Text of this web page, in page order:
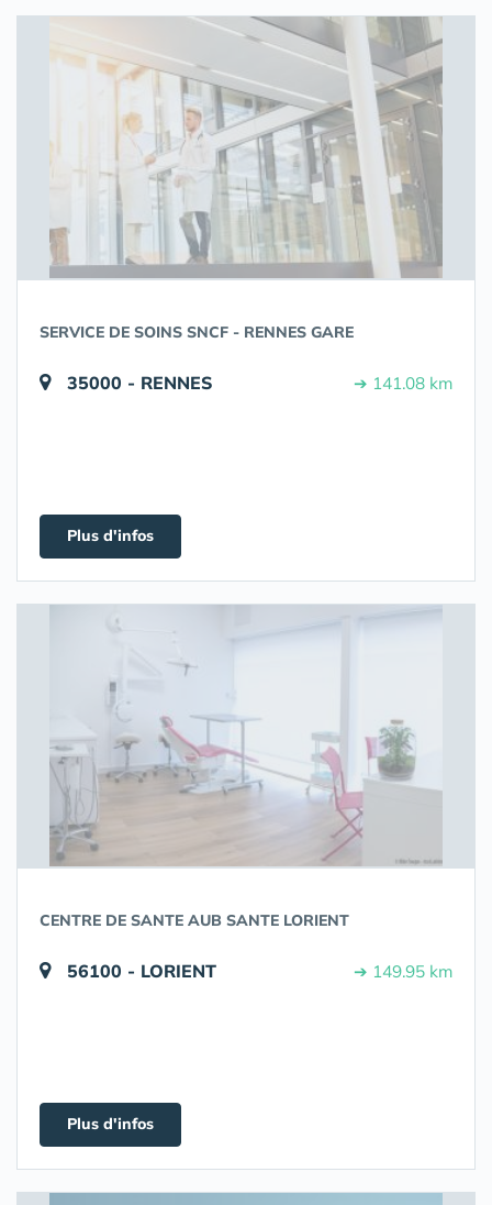
SERVICE DE SOINS SNCF - RENNES GARE
35000 - RENNES ➔ 141.08 km
Plus d'infos
CENTRE DE SANTE AUB SANTE LORIENT
56100 - LORIENT ➔ 149.95 km
Plus d'infos